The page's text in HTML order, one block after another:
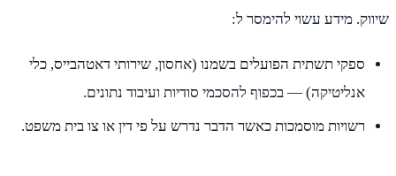
שיווק. מידע עשוי להימסר ל:
ספקי תשתית הפועלים בשמנו (אחסון, שירותי דאטהבייס, כלי
אנליטיקה) — בכפוף להסכמי סודיות ועיבוד נתונים.
רשויות מוסמכות כאשר הדבר נדרש על פי דין או צו בית משפט.